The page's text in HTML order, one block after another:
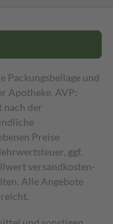
Packungsbeilage und
Apotheke. AVP:
nach der
Preise
ggf.
versand­kosten­
Alle Angebote